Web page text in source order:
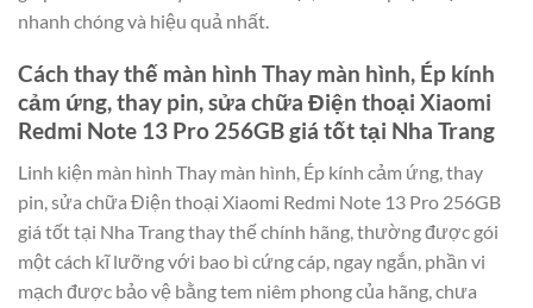
nhanh chóng và hiệu quả nhất.
Cách thay thế màn hình Thay màn hình, Ép kính
cảm ứng, thay pin, sửa chữa Điện thoại Xiaomi
Redmi Note 13 Pro 256GB giá tốt tại Nha Trang
Linh kiện màn hình Thay màn hình, Ép kính cảm ứng, thay
pin, sửa chữa Điện thoại Xiaomi Redmi Note 13 Pro 256GB
giá tốt tại Nha Trang thay thế chính hãng, thường được gói
một cách kĩ lưỡng với bao bì cứng cáp, ngay ngắn, phần vi
mạch được bảo vệ bằng tem niêm phong của hãng, chưa